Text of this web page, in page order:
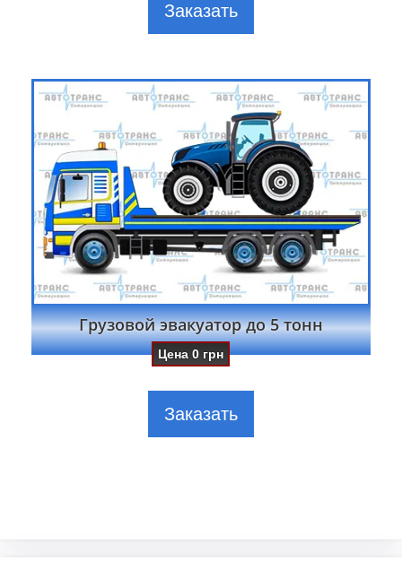
Заказать
Грузовой эвакуатор до 5 тонн
Цена0 грн
Заказать